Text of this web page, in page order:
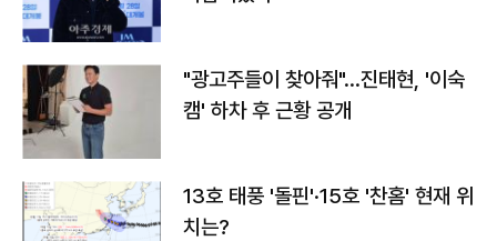
"광고주들이 찾아줘"…진태현, '이숙
캠' 하차 후 근황 공개
13호 태풍 '돌핀'·15호 '찬홈' 현재 위
치는?